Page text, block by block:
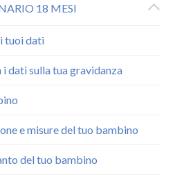
18 MESI
tuoi dati
dati sulla tua gravidanza
e misure del tuo bambino
del tuo bambino